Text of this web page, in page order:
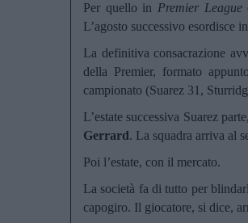
Per quello in Premier League
L’agosto successivo esordisce in
La definitiva consacrazione
della Premier, formato
campionato (Suarez 31,
L’estate successiva Suarez
Gerrard. La squadra arriva al
Poi l’estate, con il mercato.
La società fa di tutto per
capogiro. Il giocatore, si dice,